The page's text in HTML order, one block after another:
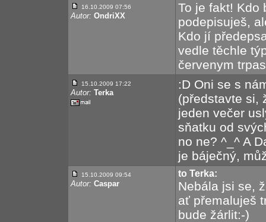
16.10.2009 07:56
Autor: OndriXX
To je fakt! Kdo
podepisuješ,
Kdo jí
vedle těchle
červenym
15.10.2009 17:22
Autor: Terka
:D Oni se s
(představte si,
jeden večer
sňatku od
no ne? ^_^ A
je báječný,
15.10.2009 09:54
Autor: Caspar
to Terka:
Nebála jsi se,
ať přemaluješ
bude žárlit:-)